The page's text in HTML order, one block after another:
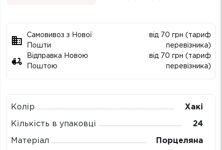
Самовивоз з Нової
Пошти
від 70 грн (тариф
перевізника)
Відправка Новою
Поштою
від 70 грн (тариф
перевізника)
Колір Хакі
Кількість в упаковці 24
Матеріал Порцеляна